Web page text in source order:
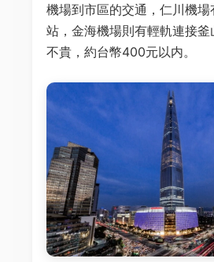
機場到市區的交通，仁川機場
站，金海機場則有輕軌連接
不貴，約台幣400元以内。